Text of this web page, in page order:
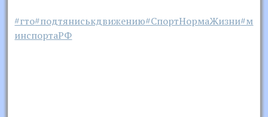
#гто#подтяниськдвижению#СпортНормаЖизни#м
инспортаРФ